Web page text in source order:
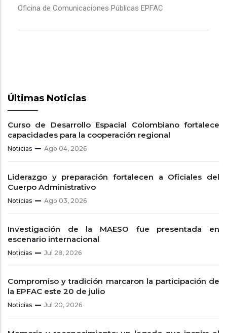
Oficina de Comunicaciones Públicas EPFAC
Últimas Noticias
Curso de Desarrollo Espacial Colombiano fortalece
capacidades para la cooperación regional
Noticias Ago 04, 2026
Liderazgo y preparación fortalecen a Oficiales del
Cuerpo Administrativo
Noticias Ago 03, 2026
Investigación de la MAESO fue presentada en
escenario internacional
Noticias Jul 28, 2026
Compromiso y tradición marcaron la participación de
la EPFAC este 20 de julio
Noticias Jul 20, 2026